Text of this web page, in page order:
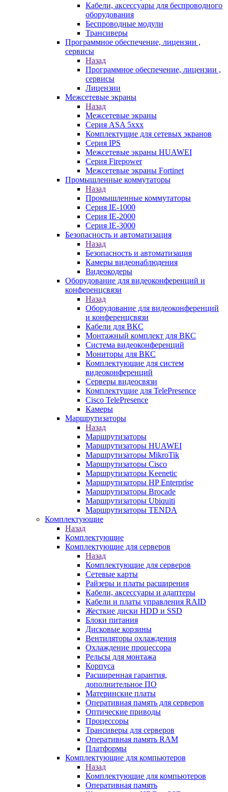
Кабели, аксессуары для беспроводного
оборудования
Беспроводные модули
Трансиверы
Программное обеспечение, лицензии ,
сервисы
Назад
Программное обеспечение, лицензии ,
сервисы
Лицензии
Межсетевые экраны
Назад
Межсетевые экраны
Серия ASA 5xxx
Комплектущие для сетевых экранов
Серия IPS
Межсетевые экраны HUAWEI
Серия Firepower
Межсетевые экраны Fortinet
Промышленные коммутаторы
Назад
Промышленные коммутаторы
Серия IE-1000
Серия IE-2000
Серия IE-3000
Безопасность и автоматизация
Назад
Безопасность и автоматизация
Камеры видеонаблюдения
Видеокодеры
Оборудование для видеоконференций и
конференцсвязи
Назад
Оборудование для видеоконференций
и конференцсвязи
Кабели для ВКС
Монтажный комплект для ВКС
Система видеоконференций
Мониторы для ВКС
Комплектующие для систем
видеоконференций
Серверы видеосвязи
Комплектущие для TelePresence
Cisco TelePresence
Камеры
Маршрутизаторы
Назад
Маршрутизаторы
Маршрутизаторы HUAWEI
Маршрутизаторы MikroTik
Маршрутизаторы Cisco
Маршрутизаторы Keenetic
Маршрутизаторы HP Enterprise
Маршрутизаторы Brocade
Маршрутизаторы Ubiquiti
Маршрутизаторы TENDA
Комплектующие
Назад
Комплектующие
Комплектующие для серверов
Назад
Комплектующие для серверов
Сетевые карты
Райзеры и платы расширения
Кабели, аксессуары и адаптеры
Кабели и платы управления RAID
Жесткие диски HDD и SSD
Блоки питания
Дисковые корзины
Вентиляторы охлаждения
Охлаждение процессора
Рельсы для монтажа
Корпуса
Расширенная гарантия,
дополнительное ПО
Материнские платы
Оперативная память для серверов
Оптические приводы
Процессоры
Трансиверы для серверов
Оперативная память RAM
Платформы
Комплектующие для компьютеров
Назад
Комплектующие для компьютеров
Оперативная память